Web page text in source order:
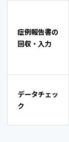
症例報告書の
回収・入力
データチェッ
ク